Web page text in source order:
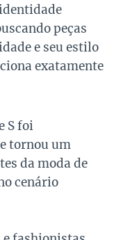
peças
e seu estilo
exatamente
S foi
tornou um
da moda de
cenário